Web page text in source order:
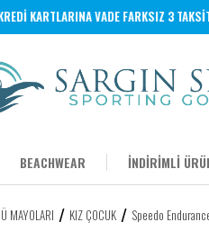
KARTLARINA VADE FARKSIZ 3 TAKSİT
BEACHWEAR İNDİRİMLİ
MAYOLARI KIZ ÇOCUK Speedo